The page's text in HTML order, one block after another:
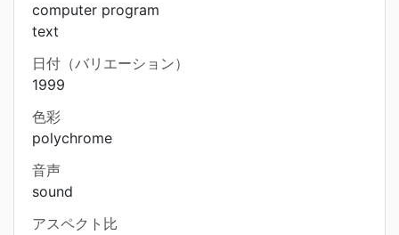
computer program
text
日付（バリエーション）
1999
色彩
polychrome
音声
sound
アスペクト比